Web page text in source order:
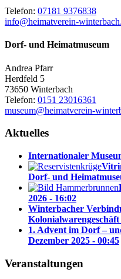
Telefon: 07181 9376838
info@heimatverein-
Dorf- und Heimatmuseum
Andrea Pfarr
Herdfeld 5
73650 Winterbach
Telefon: 0151 23016361
museum@heimatverein-
Aktuelles
Internationaler
Dorf- und
2026 - 16:02
Winterbacher
1. Advent im Dorf –
Dezember 2025 - 00:45
Veranstaltungen